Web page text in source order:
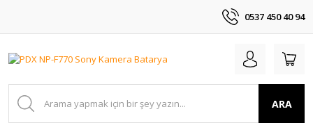
0537 450 40 94
ARA